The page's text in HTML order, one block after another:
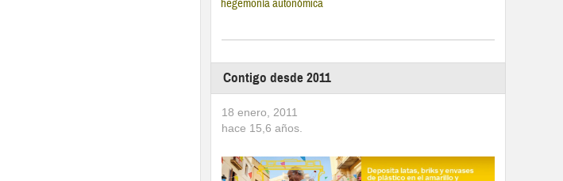
hegemonía autonómica
Contigo desde 2011
18 enero, 2011
hace 15,6 años.